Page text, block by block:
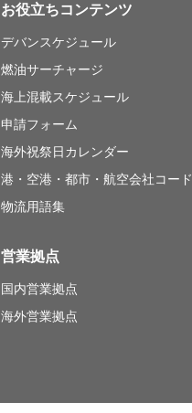
お役立ちコンテンツ
デバンスケジュール
燃油サーチャージ
海上混載スケジュール
申請フォーム
海外祝祭日カレンダー
港・空港・都市・航空会社コード
物流用語集
営業拠点
国内営業拠点
海外営業拠点